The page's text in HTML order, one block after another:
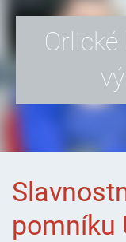
pomníku